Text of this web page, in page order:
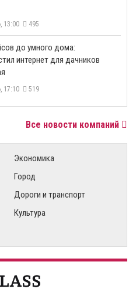
13:00 495
до умного дома:
интернет для дачников
17:10 519
Все новости компаний
Экономика
Город
Дороги и транспорт
Культура